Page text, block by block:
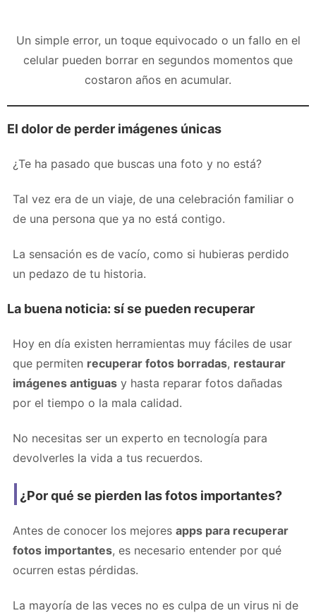
Un simple error, un toque equivocado o un fallo en el
celular pueden borrar en segundos momentos que
costaron años en acumular.
El dolor de perder imágenes únicas
¿Te ha pasado que buscas una foto y no está?
Tal vez era de un viaje, de una celebración familiar o
de una persona que ya no está contigo.
La sensación es de vacío, como si hubieras perdido
un pedazo de tu historia.
La buena noticia: sí se pueden recuperar
Hoy en día existen herramientas muy fáciles de usar
que permiten recuperar fotos borradas, restaurar
imágenes antiguas y hasta reparar fotos dañadas
por el tiempo o la mala calidad.
No necesitas ser un experto en tecnología para
devolverles la vida a tus recuerdos.
¿Por qué se pierden las fotos importantes?
Antes de conocer los mejores apps para recuperar
fotos importantes, es necesario entender por qué
ocurren estas pérdidas.
La mayoría de las veces no es culpa de un virus ni de